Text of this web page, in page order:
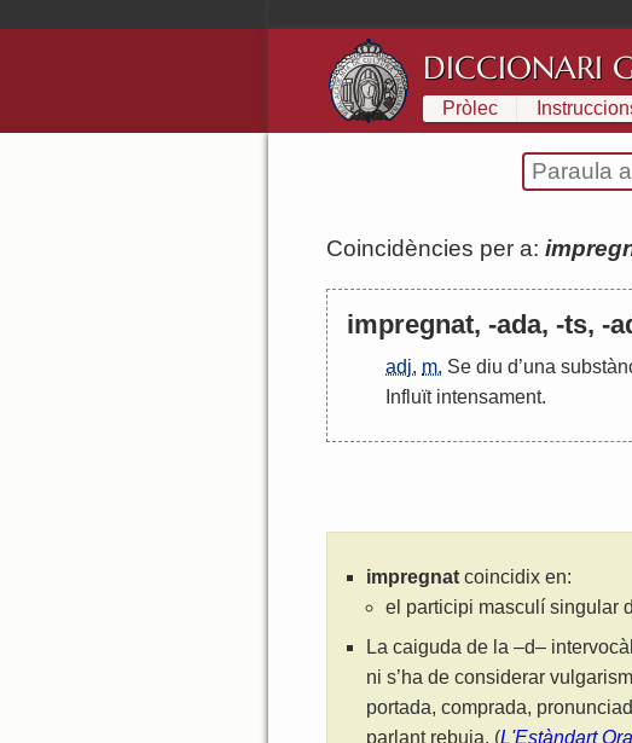
DICCIONARI
Pròlec
Coincidències per a:
impregnat, -ada, -ts, -
adj. m. Se diu d’una
Influït intensament.
impregnat coincidix en:
el participi masculí singular
La caiguda de la –d–
ni s’ha de considerar
portada, comprada,
parlant rebuja. (L'Estàndart